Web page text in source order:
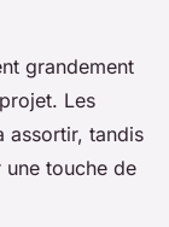
grandement
Les
assortir, tandis
touche de